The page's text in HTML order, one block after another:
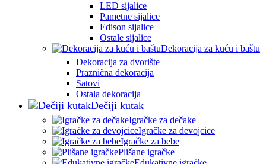
LED sijalice
Pametne sijalice
Edison sijalice
Ostale sijalice
Dekoracija za kuću i baštu
Dekoracija za dvorište
Praznična dekoracija
Satovi
Ostala dekoracija
Dečiji kutak
Igračke za dečake
Igračke za devojcice
Igračke za bebe
Plišane igračke